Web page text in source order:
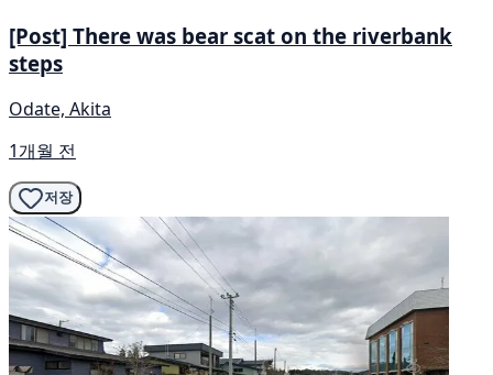
[Post] There was bear scat on the riverbank
steps
Odate, Akita
1개월 전
저장